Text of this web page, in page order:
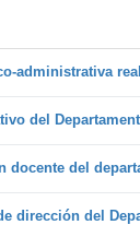
administrativa
del
docente del
dirección del